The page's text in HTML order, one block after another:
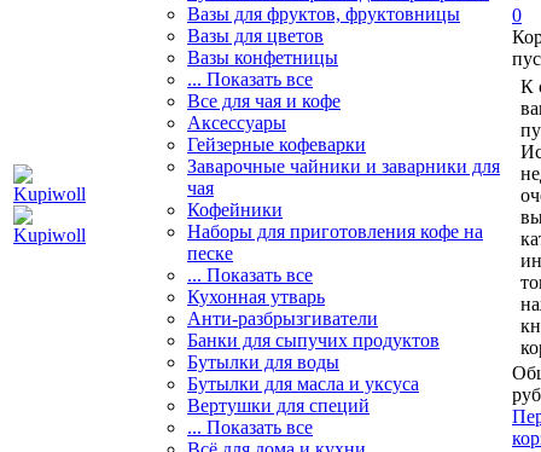
Вазы для фруктов, фруктовницы
Вазы для цветов
Вазы конфетницы
... Показать все
Все для чая и кофе
Аксессуары
Гейзерные кофеварки
Заварочные чайники и заварники для
чая
Кофейники
Наборы для приготовления кофе на
песке
... Показать все
Кухонная утварь
Анти-разбрызгиватели
Банки для сыпучих продуктов
Бутылки для воды
Бутылки для масла и уксуса
Вертушки для специй
... Показать все
0
К